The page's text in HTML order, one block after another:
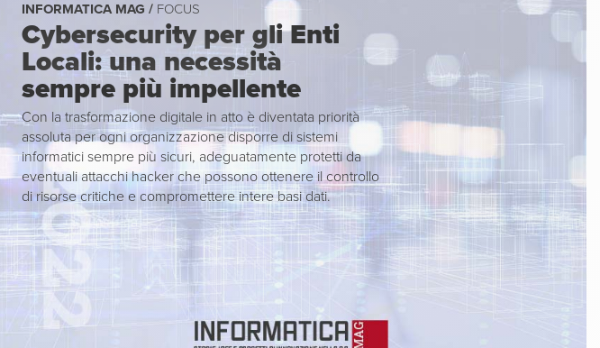
INFORMATICA MAG / FOCUS
Cybersecurity per gli Enti
Locali: una necessità
sempre più impellente
Con la trasformazione digitale in atto è diventata priorità
assoluta per ogni organizzazione disporre di sistemi
informatici sempre più sicuri, adeguatamente protetti da
eventuali attacchi hacker che possono ottenere il controllo
di risorse critiche e compromettere intere basi dati.